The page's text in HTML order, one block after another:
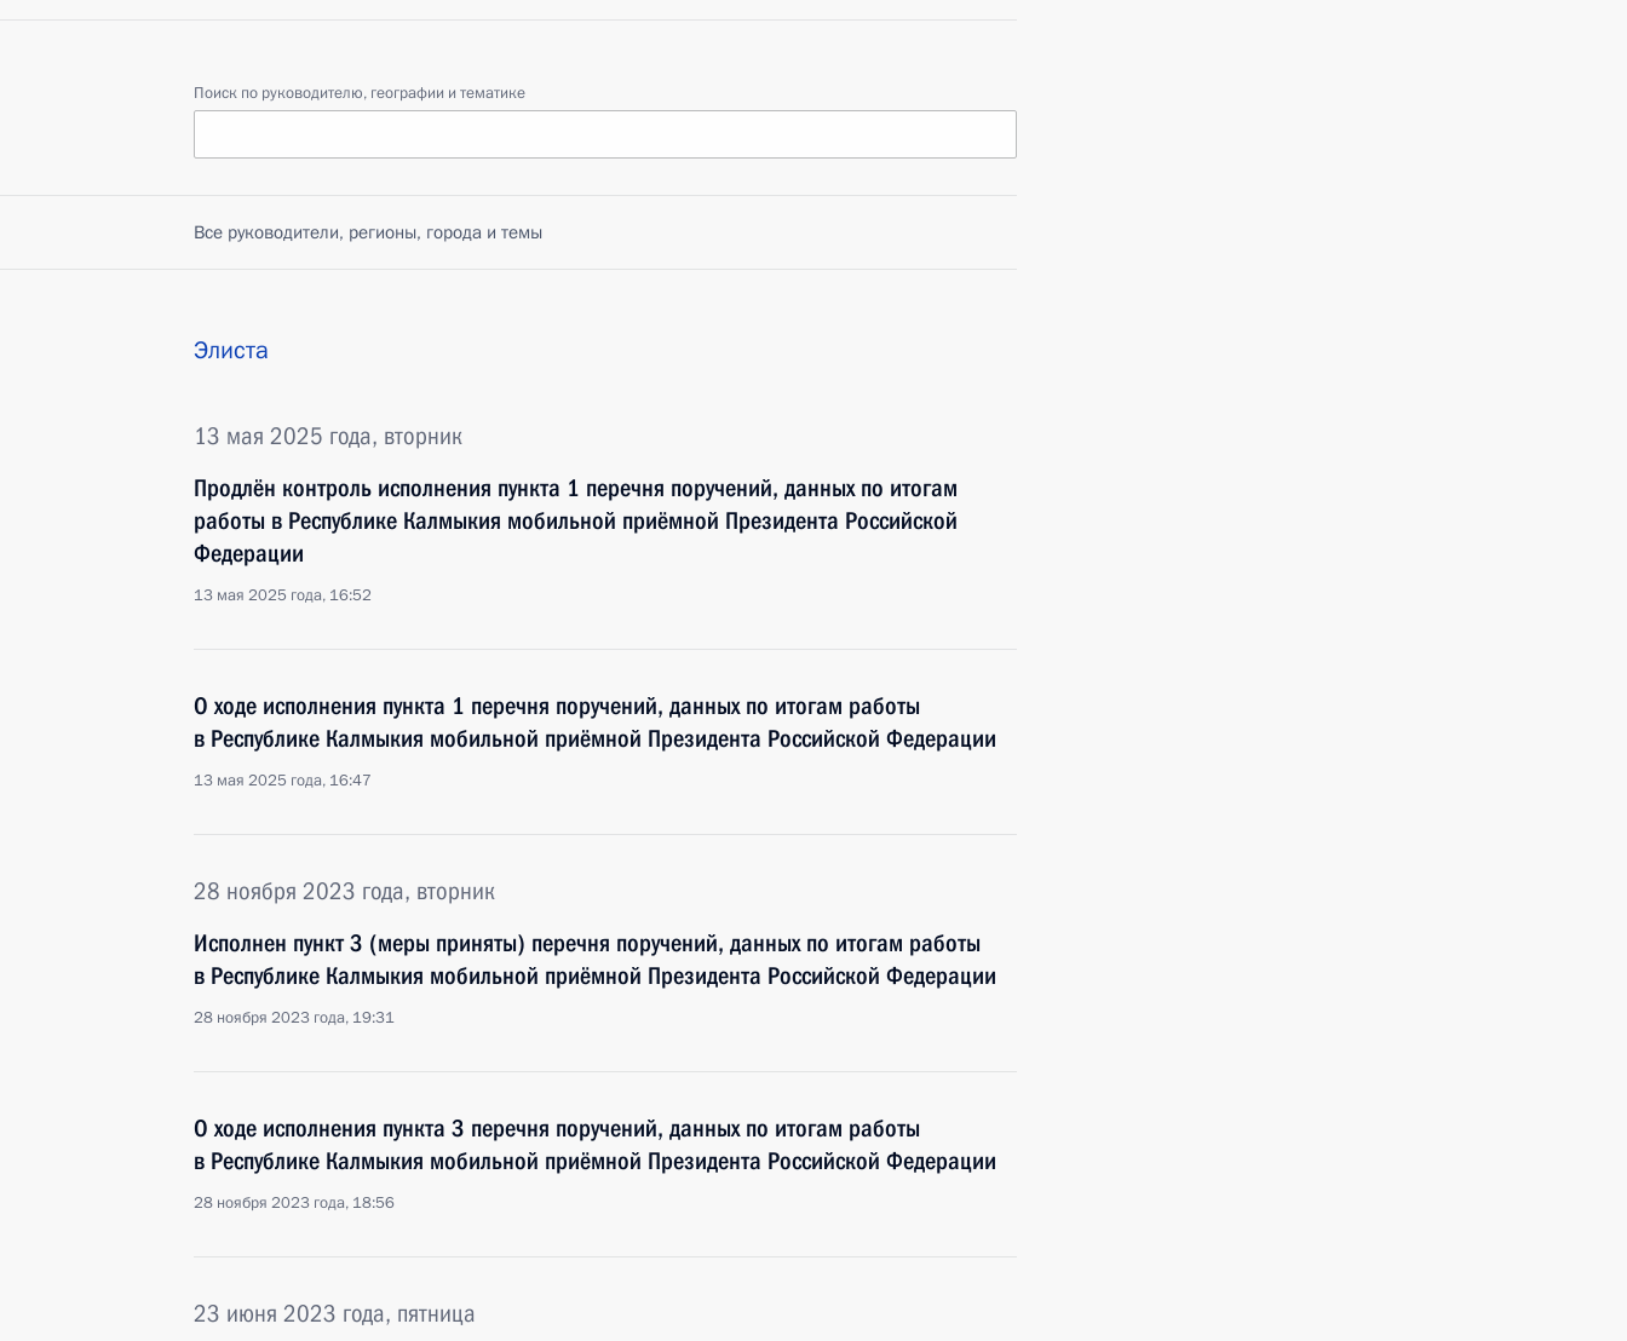
Поиск по руководителю, географии и тематике
Все руководители, регионы, города и темы
Элиста
13 мая 2025 года, вторник
Продлён контроль исполнения пункта 1 перечня поручений, данных по итогам
работы в Республике Калмыкия мобильной приёмной Президента Российской
Федерации
13 мая 2025 года, 16:52
О ходе исполнения пункта 1 перечня поручений, данных по итогам работы
в Республике Калмыкия мобильной приёмной Президента Российской Федерации
13 мая 2025 года, 16:47
28 ноября 2023 года, вторник
Исполнен пункт 3 (меры приняты) перечня поручений, данных по итогам работы
в Республике Калмыкия мобильной приёмной Президента Российской Федерации
28 ноября 2023 года, 19:31
О ходе исполнения пункта 3 перечня поручений, данных по итогам работы
в Республике Калмыкия мобильной приёмной Президента Российской Федерации
28 ноября 2023 года, 18:56
23 июня 2023 года, пятница